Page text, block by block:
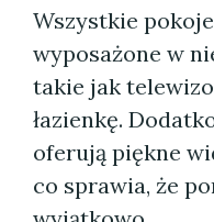
Wszystkie
wyposażone w
takie jak
łazienkę.
oferują piękne
co sprawia, że